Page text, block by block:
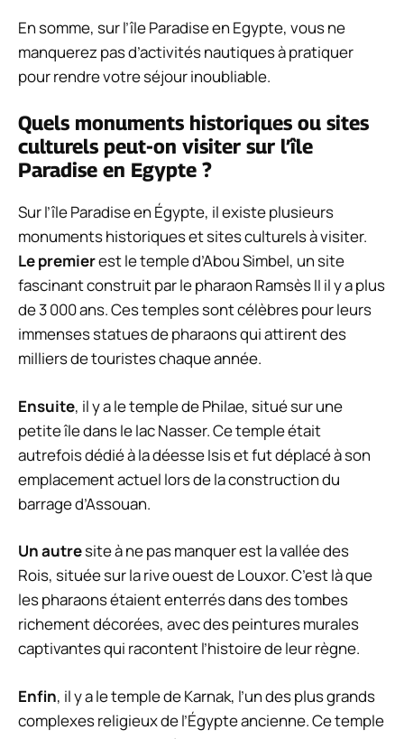
En somme, sur l’île Paradise en Egypte, vous ne
manquerez pas d’activités nautiques à pratiquer
pour rendre votre séjour inoubliable.
Quels monuments historiques ou sites
culturels peut-on visiter sur l’île
Paradise en Egypte ?
Sur l’île Paradise en Égypte, il existe plusieurs
monuments historiques et sites culturels à visiter.
Le premierest le temple d’Abou Simbel, un site
fascinant construit par le pharaon Ramsès II il y a plus
de 3 000 ans. Ces temples sont célèbres pour leurs
immenses statues de pharaons qui attirent des
milliers de touristes chaque année.
Ensuite, il y a le temple de Philae, situé sur une
petite île dans le lac Nasser. Ce temple était
autrefois dédié à la déesse Isis et fut déplacé à son
emplacement actuel lors de la construction du
barrage d’Assouan.
Un autresite à ne pas manquer est la vallée des
Rois, située sur la rive ouest de Louxor. C’est là que
les pharaons étaient enterrés dans des tombes
richement décorées, avec des peintures murales
captivantes qui racontent l’histoire de leur règne.
Enfin, il y a le temple de Karnak, l’un des plus grands
complexes religieux de l’Égypte ancienne. Ce temple